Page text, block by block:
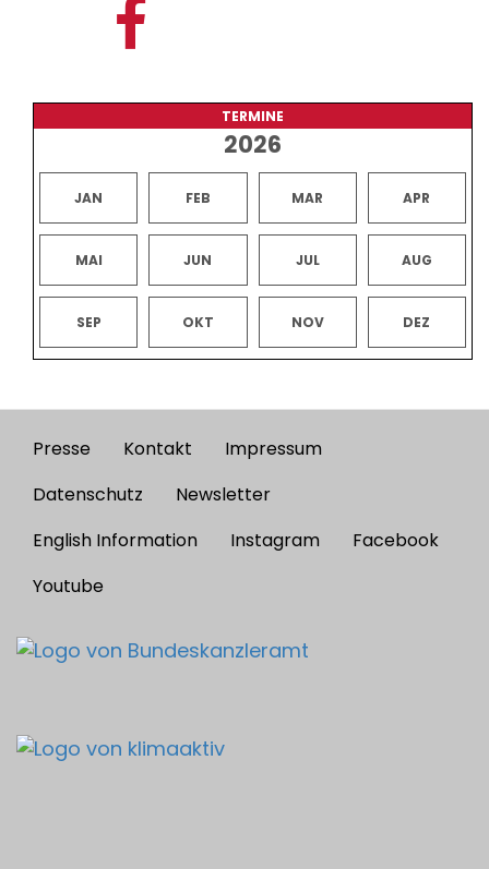
TERMINE
2026
JAN FEB MAR APR
MAI JUN JUL AUG
SEP OKT NOV DEZ
Footer
menu
Presse Kontakt
Impressum
Datenschutz
Newsletter
English Information
Instagram
Facebook
Youtube